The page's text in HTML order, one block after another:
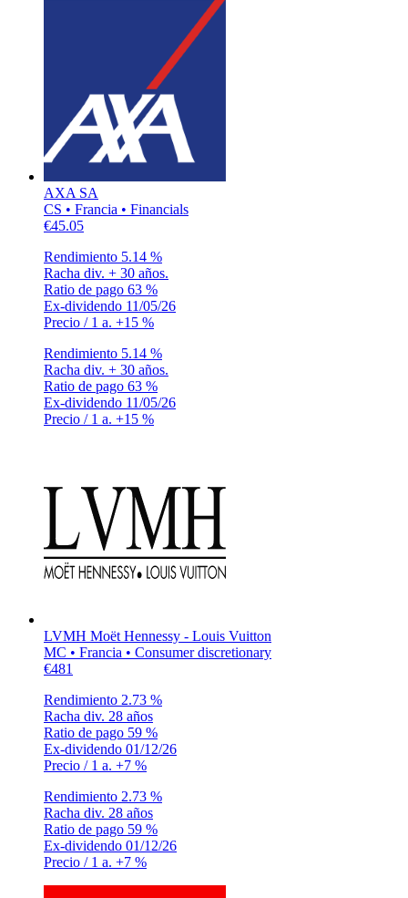
AXA SA
CS • Francia • Financials
€45.05
Rendimiento 5.14 %
Racha div. + 30 años.
Ratio de pago 63 %
Ex-dividendo 11/05/26
Precio / 1 a. +15 %
Rendimiento 5.14 %
Racha div. + 30 años.
Ratio de pago 63 %
Ex-dividendo 11/05/26
Precio / 1 a. +15 %
LVMH Moët Hennessy - Louis Vuitton
MC • Francia • Consumer discretionary
€481
Rendimiento 2.73 %
Racha div. 28 años
Ratio de pago 59 %
Ex-dividendo 01/12/26
Precio / 1 a. +7 %
Rendimiento 2.73 %
Racha div. 28 años
Ratio de pago 59 %
Ex-dividendo 01/12/26
Precio / 1 a. +7 %